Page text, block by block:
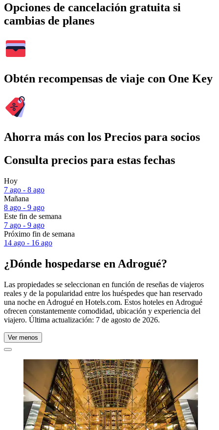
Opciones de cancelación gratuita si
cambias de planes
Obtén recompensas de viaje con One Key
Ahorra más con los Precios para socios
Consulta precios para estas fechas
Hoy
7 ago - 8 ago
Mañana
8 ago - 9 ago
Este fin de semana
7 ago - 9 ago
Próximo fin de semana
14 ago - 16 ago
¿Dónde hospedarse en Adrogué?
Las propiedades se seleccionan en función de reseñas de viajeros
reales y de la popularidad entre los huéspedes que han reservado
una noche en Adrogué en Hotels.com. Estos hoteles en Adrogué
ofrecen constantemente comodidad, ubicación y experiencia del
viajero. Última actualización: 7 de agosto de 2026.
Ver menos